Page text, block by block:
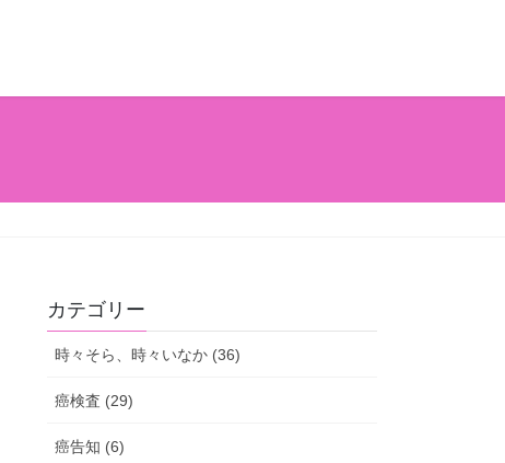
カテゴリー
時々そら、時々いなか (36)
癌検査 (29)
癌告知 (6)